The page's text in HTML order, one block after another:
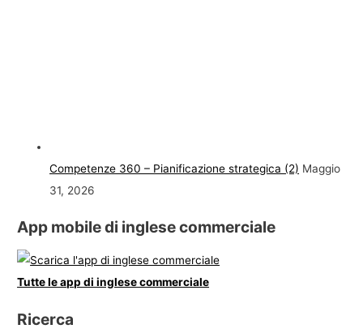
Competenze 360 – Pianificazione strategica (2) Maggio
31, 2026
App mobile di inglese commerciale
Tutte le app di inglese commerciale
Ricerca